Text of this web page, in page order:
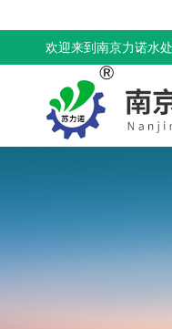
欢迎来到南京力诺水